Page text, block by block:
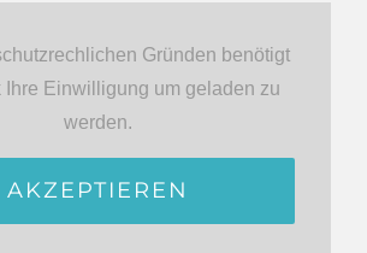
Gründen benötigt
Ihre Einwilligung um geladen zu
werden.
AKZEPTIEREN